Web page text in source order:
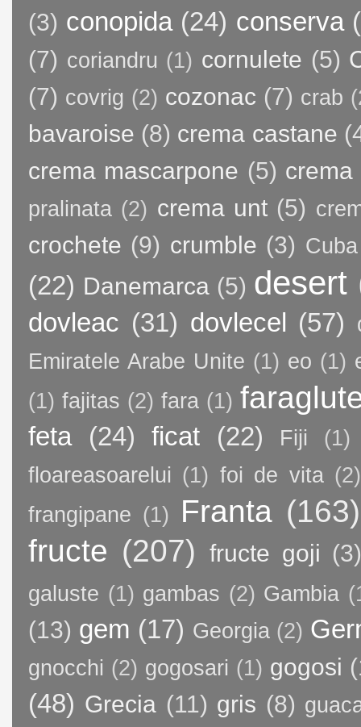
(3) conopida (24) conserva
(7) coriandru (1) cornulete (5)
(7) covrig (2) cozonac (7) crab
bavaroise (8) crema castane
crema mascarpone (5) crema
pralinata (2) crema unt (5)
crochete (9) crumble (3) Cuba
(22) Danemarca (5) desert
dovleac (31) dovlecel (57)
Emiratele Arabe Unite (1) eo (1)
(1) fajitas (2) fara (1)
feta (24) ficat (22) Fiji
(1)
floareasoarelui (1) foi de vita (2)
frangipane (1) Franta (163)
fructe (207) fructe goji (3)
galuste (1) gambas (2) Gambia
(13) gem (17) Georgia (2)
gnocchi (2) gogosari (1) gogosi
(48) Grecia (11) gris (8)